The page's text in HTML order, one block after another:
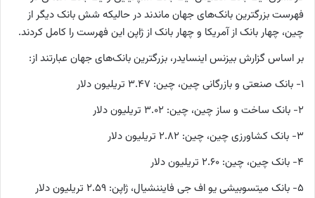
فهرست بزرگترین بانک‌های جهان ماندند در حالیکه شش بانک دیگر از
چین، چهار بانک از آمریکا و چهار بانک از ژاپن این فهرست را کامل کردند.
بر اساس گزارش بیزنس اینسایدر، بزرگترین بانک‌های جهان عبارتند از:
۱- بانک صنعتی و بازرگانی چین، چین: ۳.۴۷ تریلیون دلار
۲- بانک ساخت و ساز چین، چین: ۳.۰۲ تریلیون دلار
۳- بانک کشاورزی چین، چین: ۲.۸۲ تریلیون دلار
۴- بانک چین، چین: ۲.۶۰ تریلیون دلار
۵- بانک میتسوبیشی یو اف جی فایننشیال، ژاپن: ۲.۵۹ تریلیون دلار